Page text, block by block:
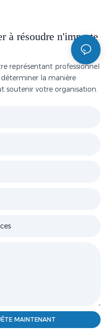
à résoudre n'importe
représentant professionnel
la manière
votre organisation.
MAINTENANT